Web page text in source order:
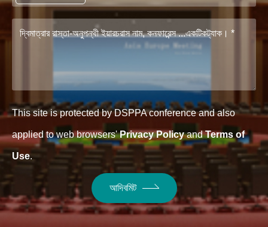
This site is protected by DSPPA conference and also
applied to web browsers'Privacy PolicyandTerms of
Use.
আদিবমিট